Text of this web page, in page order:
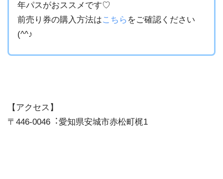
ベビーカー・車いす
遊具・自転車など
周辺情報 ショッピングセンター「ア
コインロッカー 有り（正面ゲート）
年パスがおススメです♡
前売り券の購入方法はこちら をご確認ください
(^^♪
【アクセス】
〒446-0046︓愛知県安城市赤松町梶1